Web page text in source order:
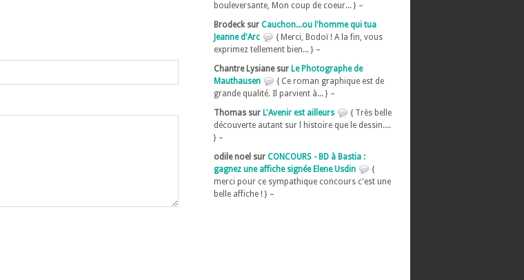
bouleversante, Mon coup de coeur... } –
Brodeck sur Cauchon...ou l'homme qui tua
Jeanne d'Arc
{ Merci, Bodoï ! A la fin, vous
exprimez tellement bien... } –
Chantre Lysiane sur Le Photographe de
Mauthausen
{ Ce roman graphique est de
grande qualité. Il parvient à... } –
Thomas sur L'Avenir est ailleurs
{ Très belle
découverte autant sur l histoire que le dessin....
} –
odile noel sur CONCOURS - BD à Bastia :
gagnez une affiche signée Elene Usdin
{
merci pour ce sympathique concours c'est une
belle affiche ! } –